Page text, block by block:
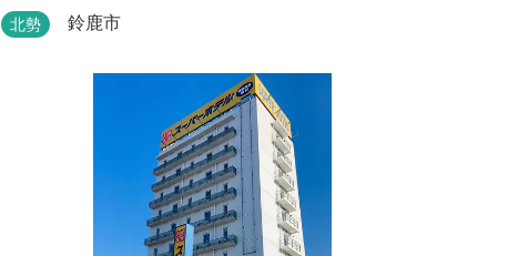
ガーデンまで車で15分の好立地！！ さらに、全檜造
北勢 鈴鹿市